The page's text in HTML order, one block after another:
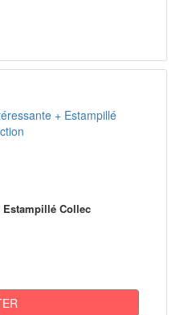
Estampillé Collec